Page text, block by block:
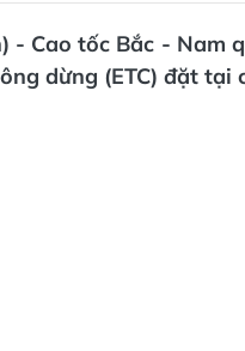
- Cao tốc Bắc - Nam
dừng (ETC) đặt tại